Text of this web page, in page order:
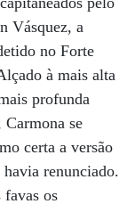
Vásquez, a
no Forte
à mais alta
profunda
se
certa a versão
renunciado.
favas os